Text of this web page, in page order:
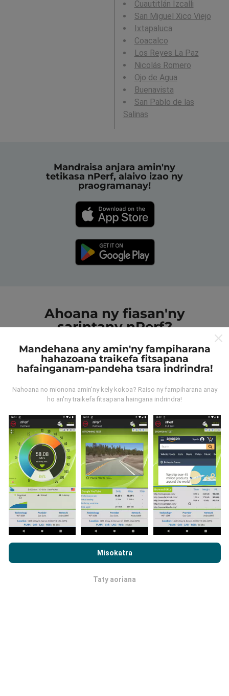
Cuautitlán Izcalli
San Miguel Xico Viejo
Ixtapaluca
Coacalco
Los Reyes La Paz
Nicolás Romero
Ojo de Agua
Buenavista
San Pablo de las
Salinas
Mandraisa anjara amin'ny
tetikasa nPerf, alaivo izao ny
praogramanay!
Ahoana ny fiasan'ny
sarintany nPerf?
Avy aiza ny rakitra?
Ny rakitra voangona tamin'ny andrana dia azo avy
amin'ny fampiasana nPerf. Ireo andrana ireo mantsy
dia mamoaka ny rakitra marina teny an-toerana. Raha
te hananadrana izany koa ianao, dia manasa anao
izahay hampiasa ny nPerf amin'ny findainao.Rehefa
maro ny rakitra voatahiry, vao mainka azo vakina ny
sarintany!. Ireo andrana voaray rehetra dia aseho
amin'ny sarintany avokoa. Ny masontsivana rehetra
kosa dia ampiharina mialohan'ny fikajiana sy
famoahana azy.
Mandehana any amin'ny fampiharana
hahazoana traikefa fitsapana
hafainganam-pandeha tsara indrindra!
Nahoana no mionona amin'ny kely kokoa? Raiso ny fampiharana anay
ho an'ny traikefa fitsapana haingana indrindra!
Misokatra
Taty aoriana
ary ny andrana nPerf
Agreement
OK